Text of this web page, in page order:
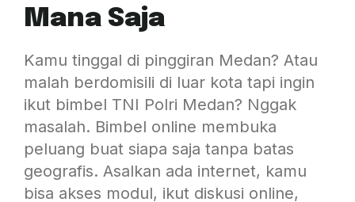
Mana Saja
Kamu tinggal di pinggiran Medan? Atau
malah berdomisili di luar kota tapi ingin
ikut bimbel TNI Polri Medan? Nggak
masalah. Bimbel online membuka
peluang buat siapa saja tanpa batas
geografis. Asalkan ada internet, kamu
bisa akses modul, ikut diskusi online,